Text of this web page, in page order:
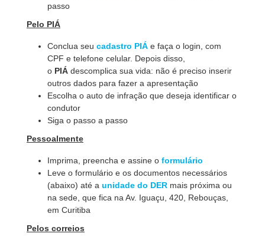
passo
Pelo PIÁ
Conclua seu cadastro PIÁ e faça o login, com
CPF e telefone celular. Depois disso,
o PIÁ descomplica sua vida: não é preciso inserir
outros dados para fazer a apresentação
Escolha o auto de infração que deseja identificar o
condutor
Siga o passo a passo
Pessoalmente
Imprima, preencha e assine o formulário
Leve o formulário e os documentos necessários
(abaixo) até a unidade do DER mais próxima ou
na sede, que fica na Av. Iguaçu, 420, Rebouças,
em Curitiba
Pelos correios